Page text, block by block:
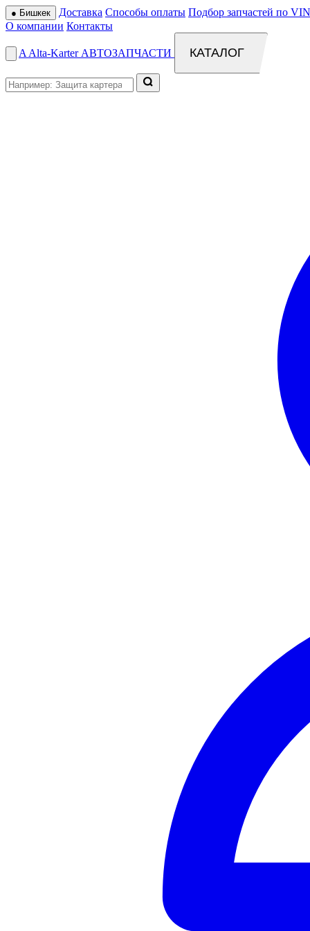
● Бишкек Доставка Способы оплаты Подбор запчастей по
О компании Контакты
A Alta-Karter АВТОЗАПЧАСТИ КАТАЛОГ